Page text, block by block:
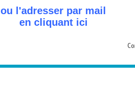
ou l'adresser par mail
en cliquantici